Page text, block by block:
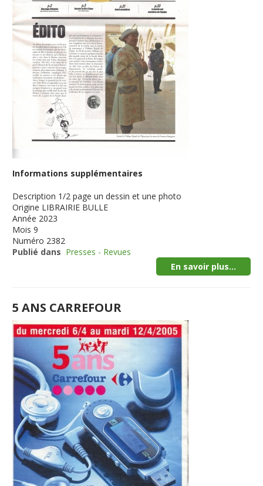
Informations supplémentaires
Description 1/2 page un dessin et une photo
Origine LIBRAIRIE BULLE
Année 2023
Mois 9
Numéro 2382
Publié dans Presses - Revues
En savoir plus...
5 ANS CARREFOUR